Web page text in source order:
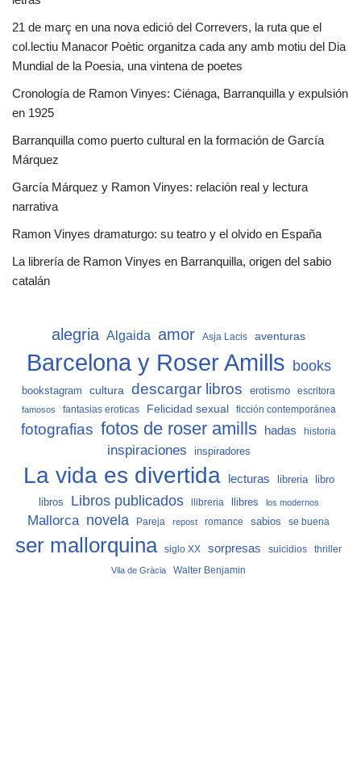
21 de març en una nova edició del Correvers, la ruta que el
col.lectiu Manacor Poètic organitza cada any amb motiu del Dia
Mundial de la Poesia, una vintena de poetes
Cronología de Ramon Vinyes: Ciénaga, Barranquilla y expulsión
en 1925
Barranquilla como puerto cultural en la formación de García
Márquez
García Márquez y Ramon Vinyes: relación real y lectura
narrativa
Ramon Vinyes dramaturgo: su teatro y el olvido en España
La librería de Ramon Vinyes en Barranquilla, origen del sabio
catalán
alegria Algaida amor Asja Lacis aventuras
Barcelona y Roser Amills books
bookstagram cultura descargar libros erotismo escritora
famosos fantasias eroticas Felicidad sexual ficción contemporánea
fotografias fotos de roser amills hadas historia
inspiraciones inspiradores
La vida es divertida lecturas libreria
libro
libros
Libros publicados llibreria llibres los modernos
Mallorca novela Pareja repost romance sabios se buena
ser mallorquina siglo XX sorpresas suicidios thriller
Vila de Gràcia Walter Benjamin